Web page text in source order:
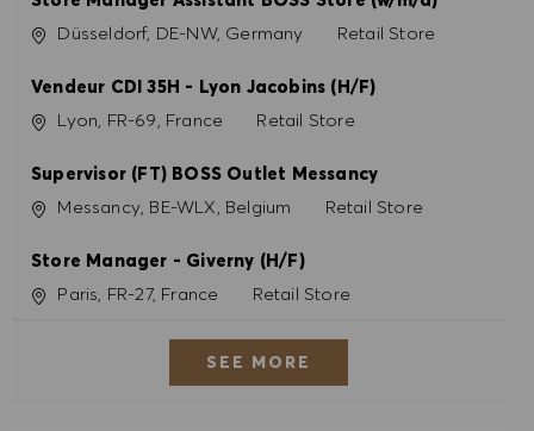
Location
Düsseldorf, DE-NW, Germany Category
Retail Store
Vendeur CDI 35H - Lyon Jacobins (H/F)
Location
Lyon, FR-69, France Category
Retail Store
Supervisor (FT) BOSS Outlet Messancy
Location
Messancy, BE-WLX, Belgium Category
Retail Store
Store Manager - Giverny (H/F)
Location
Paris, FR-27, France Category
Retail Store
SEE MORE